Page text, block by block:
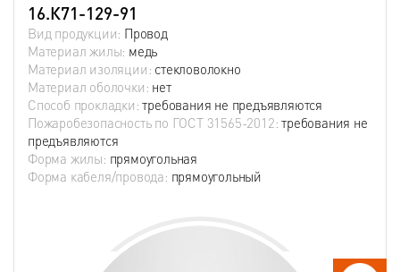
16.К71-129-91
Вид продукции: Провод
Материал жилы: медь
Материал изоляции: стекловолокно
Материал оболочки: нет
Способ прокладки:требования не предъявляются
Пожаробезопасность по ГОСТ 31565-2012:требования не
предъявляются
Форма жилы: прямоугольная
Форма кабеля/провода: прямоугольный